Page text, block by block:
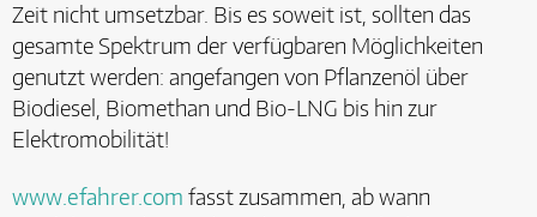
Zeit nicht umsetzbar. Bis es soweit ist, sollten das
gesamte Spektrum der verfügbaren Möglichkeiten
genutzt werden: angefangen von Pflanzenöl über
Biodiesel, Biomethan und Bio-LNG bis hin zur
Elektromobilität!
www.efahrer.com fasst zusammen, ab wann